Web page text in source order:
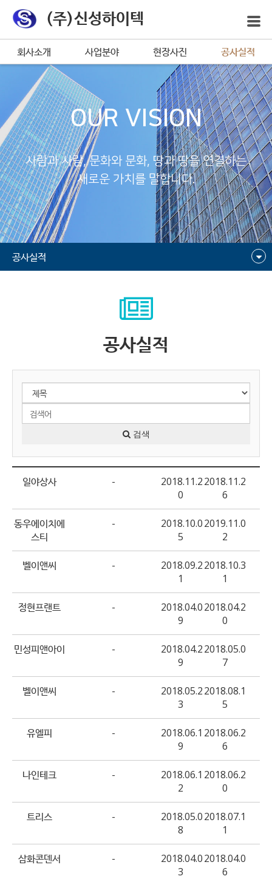
(주)신성하이텍
회사소개 사업분야 현장사진 공사실적
OUR VISION
사람과 사람, 문화와 문화, 땅과 땅을 연결하는
새로운 가치를 말합니다.
공사실적
공사실적
검색
일야상사 -
2018.11.2
0
2018.11.2
6
동우에이치에
스티
-
2018.10.0
5
2019.11.0
2
벨이앤씨 -
2018.09.2
1
2018.10.3
1
정현프랜트 -
2018.04.0
9
2018.04.2
0
민성피앤아이 -
2018.04.2
9
2018.05.0
7
벨이앤씨 -
2018.05.2
3
2018.08.1
5
유엘피 -
2018.06.1
9
2018.06.2
6
나인테크 -
2018.06.1
2
2018.06.2
0
트리스 -
2018.05.0
8
2018.07.1
1
삼화콘덴서 -
2018.04.0
3
2018.04.0
6